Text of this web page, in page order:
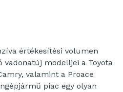
értékesítési volumen
vadonatúj modelljei a Toyota
valamint a Proace
piac egy olyan